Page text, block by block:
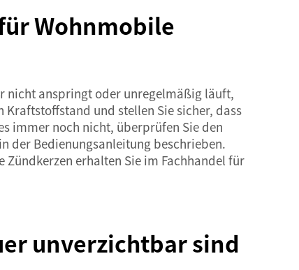
Wohnmobile
nicht anspringt oder unregelmäßig läuft,
und stellen Sie sicher, dass
immer noch nicht, überprüfen Sie den
der Bedienungsanleitung beschrieben.
Zündkerzen erhalten Sie im Fachhandel für
unverzichtbar sind